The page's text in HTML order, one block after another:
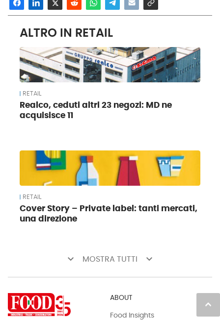
ALTRO IN RETAIL
RETAIL
Realco, ceduti altri 23 negozi: MD ne
acquisisce 11
RETAIL
Cover Story – Private label: tanti mercati,
una direzione
keyboard_arrow_down MOSTRA TUTTI keyboard_arrow_down
keyboard_arrow_up
ABOUT
Food Insights